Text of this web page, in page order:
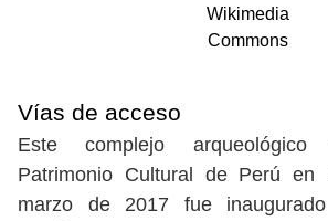
Wikimedia
Commons
Vías de acceso
Este complejo
Patrimonio Cultural de Perú
marzo de 2017 fue